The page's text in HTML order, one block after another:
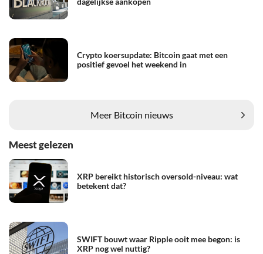
Crypto koersupdate: Bitcoin gaat met een
positief gevoel het weekend in
Meer Bitcoin nieuws
Meest gelezen
XRP bereikt historisch oversold-niveau: wat
betekent dat?
SWIFT bouwt waar Ripple ooit mee begon: is
XRP nog wel nuttig?